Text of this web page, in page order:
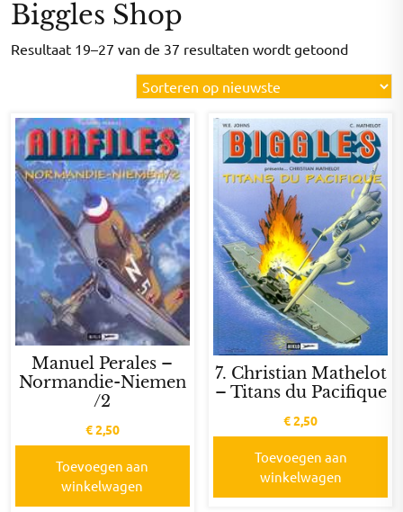
Biggles Shop
Resultaat 19–27 van de 37 resultaten wordt getoond
op
Manuel Perales –
Normandie-Niemen
/2
€2,50
Toevoegen aan
winkelwagen
7. Christian Mathelot
– Titans du Pacifique
€2,50
Toevoegen aan
winkelwagen